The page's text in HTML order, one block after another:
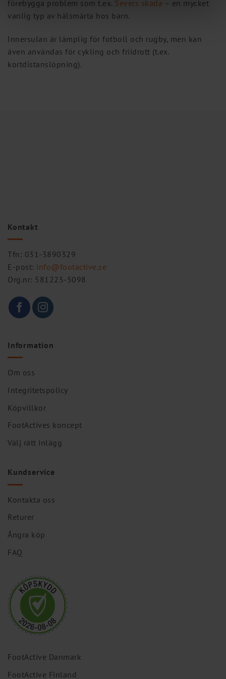
förebygga problem som t.ex. Severs skada – en mycket
vanlig typ av hälsmärta hos barn.
Innersulan är lämplig för fotboll och rugby, men kan
även användas för cykling och friidrott (t.ex.
kortdistanslöpning).
Kontakt
Tfn: 031-3890329
E-post: info@footactive.se
Org.nr: 581225-5098
Information
Om oss
Integritetspolicy
Köpvillkor
FootActives koncept
Välj rätt inlägg
Kundservice
Kontakta oss
Returer
Ångra köp
FAQ
FootActive Danmark
FootActive Finland